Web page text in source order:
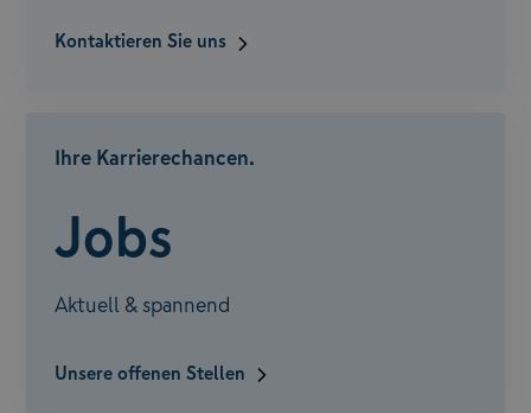
Kontaktieren Sie uns
Ihre Karrierechancen.
Jobs
Aktuell & spannend
Unsere offenen Stellen